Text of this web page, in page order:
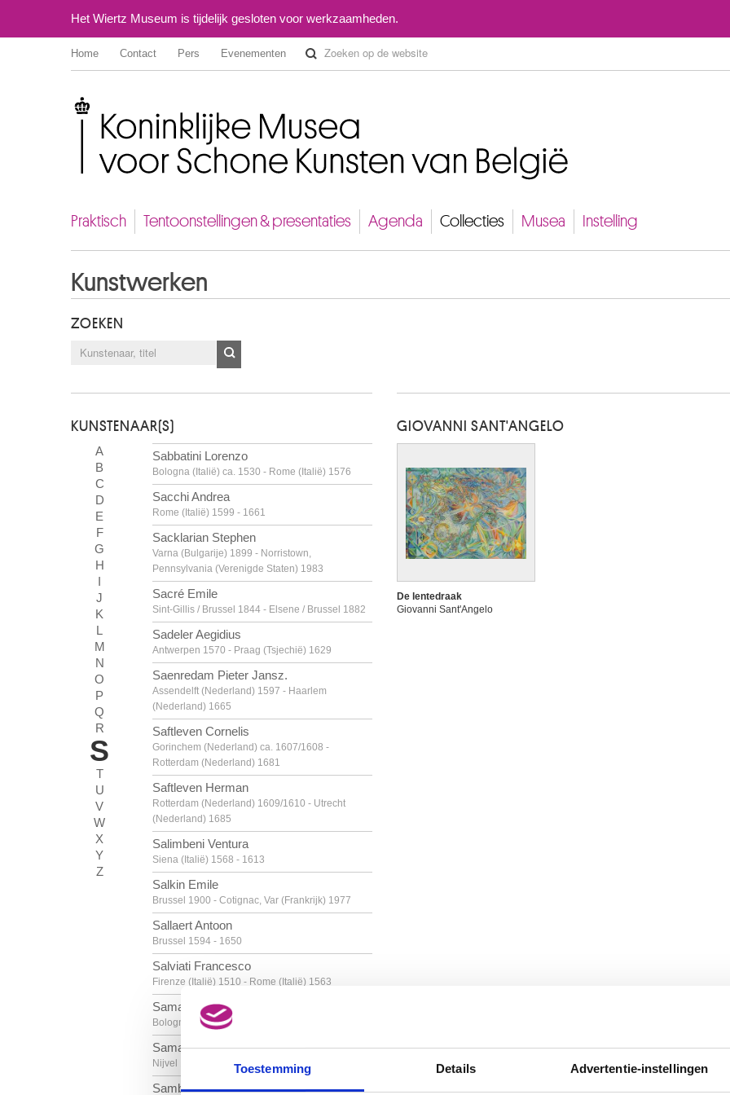
Toestemming Details Advertentie-instellingen
Het Wiertz Museum is tijdelijk gesloten voor werkzaamheden.
Home Contact Pers Evenementen
Praktisch Tentoonstellingen & presentaties Agenda Collecties Musea Instelling
Kunstwerken
ZOEKEN
KUNSTENAAR(S)
A
B
C
D
E
F
G
H
I
J
K
L
M
N
O
P
Q
R
S
T
U
V
W
X
Y
Z
Sabbatini Lorenzo
Bologna (Italië) ca. 1530 - Rome (Italië) 1576
Sacchi Andrea
Rome (Italië) 1599 - 1661
Sacklarian Stephen
Varna (Bulgarije) 1899 - Norristown,
Pennsylvania (Verenigde Staten) 1983
Sacré Emile
Sint-Gillis / Brussel 1844 - Elsene / Brussel 1882
Sadeler Aegidius
Antwerpen 1570 - Praag (Tsjechië) 1629
Saenredam Pieter Jansz.
Assendelft (Nederland) 1597 - Haarlem
(Nederland) 1665
Saftleven Cornelis
Gorinchem (Nederland) ca. 1607/1608 -
Rotterdam (Nederland) 1681
Saftleven Herman
Rotterdam (Nederland) 1609/1610 - Utrecht
(Nederland) 1685
Salimbeni Ventura
Siena (Italië) 1568 - 1613
Salkin Emile
Brussel 1900 - Cotignac, Var (Frankrijk) 1977
Sallaert Antoon
Brussel 1594 - 1650
Salviati Francesco
Firenze (Italië) 1510 - Rome (Italië) 1563
Samacchini Orazio
Bologna (Italië) 1532 - 1577
Samain Louis
Nijvel 1834 - Brussel 1901
Samba Chéri
GIOVANNI SANT'ANGELO
De lentedraak
Giovanni Sant'Angelo